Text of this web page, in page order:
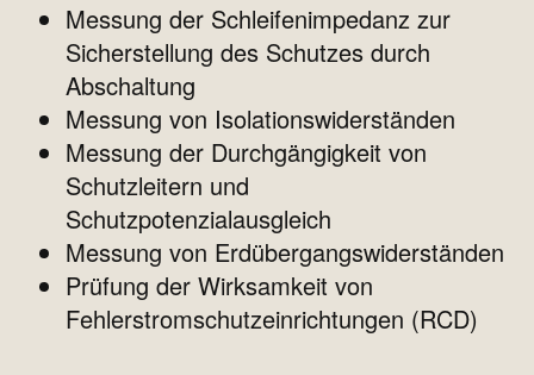
Messung der Schleifenimpedanz zur
Sicherstellung des Schutzes durch
Abschaltung
Messung von Isolationswiderständen
Messung der Durchgängigkeit von
Schutzleitern und
Schutzpotenzialausgleich
Messung von Erdübergangswiderständen
Prüfung der Wirksamkeit von
Fehlerstromschutzeinrichtungen (RCD)